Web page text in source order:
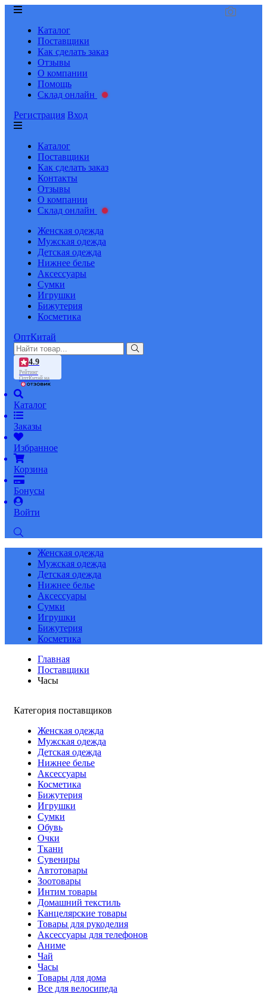
Каталог
Поставщики
Как сделать заказ
Отзывы
О компании
Помощь
Склад онлайн
Регистрация Вход
Каталог
Поставщики
Как сделать заказ
Контакты
Отзывы
О компании
Склад онлайн
Женская одежда
Мужская одежда
Детская одежда
Нижнее белье
Аксессуары
Сумки
Игрушки
Бижутерия
Косметика
ОптКитай
4.9
Рейтинг
ОптКитай на
Каталог
Заказы
Избранное
Корзина
Бонусы
Войти
Женская одежда
Мужская одежда
Детская одежда
Нижнее белье
Аксессуары
Сумки
Игрушки
Бижутерия
Косметика
Главная
Поставщики
Часы
Категория поставщиков
Женская одежда
Мужская одежда
Детская одежда
Нижнее белье
Аксессуары
Косметика
Бижутерия
Игрушки
Сумки
Обувь
Очки
Ткани
Сувениры
Автотовары
Зоотовары
Интим товары
Домашний текстиль
Канцелярские товары
Товары для рукоделия
Аксессуары для телефонов
Аниме
Чай
Часы
Товары для дома
Все для велосипеда